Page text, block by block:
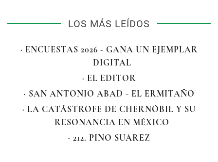
LOS MÁS LEÍDOS
· ENCUESTAS 2026 - GANA UN EJEMPLAR
DIGITAL
· EL EDITOR
· SAN ANTONIO ABAD - EL ERMITAÑO
· LA CATÁSTROFE DE CHERNÓBIL Y SU
RESONANCIA EN MÉXICO
· 212. PINO SUÁREZ